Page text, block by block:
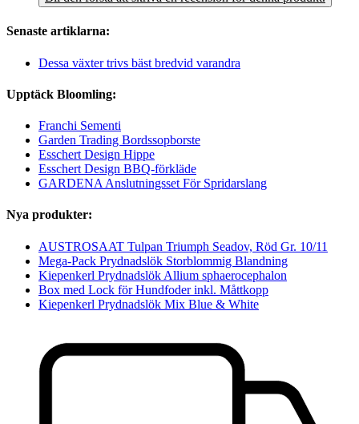
Senaste artiklarna:
Dessa växter trivs bäst bredvid varandra
Upptäck Bloomling:
Franchi Sementi
Garden Trading Bordssopborste
Esschert Design Hippe
Esschert Design BBQ-förkläde
GARDENA Anslutningsset För Spridarslang
Nya produkter:
AUSTROSAAT Tulpan Triumph Seadov, Röd Gr. 10/11
Mega-Pack Prydnadslök Storblommig Blandning
Kiepenkerl Prydnadslök Allium sphaerocephalon
Box med Lock för Hundfoder inkl. Måttkopp
Kiepenkerl Prydnadslök Mix Blue & White